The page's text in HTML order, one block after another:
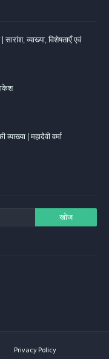
व्याख्या, विशेषताएँ एवं
| महादेवी वर्मा
Privacy Policy